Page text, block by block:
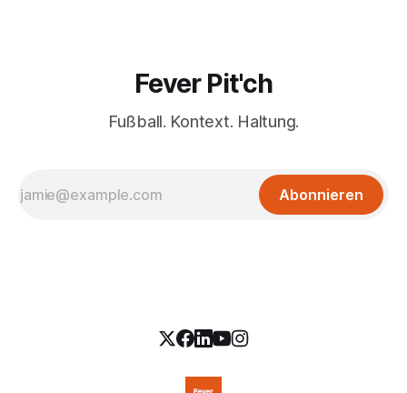
Fever Pit'ch
Fußball. Kontext. Haltung.
Abonnieren